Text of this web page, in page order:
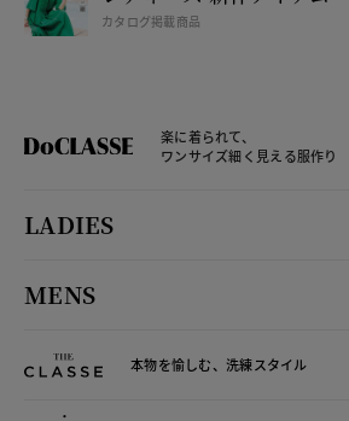
カタログ掲載商品
楽に着られて、
ワンサイズ細く見える服作り
LADIES
MENS
本物を愉しむ、洗練スタイル